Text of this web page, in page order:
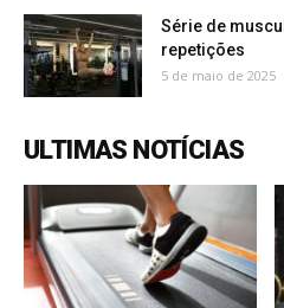
Série de
repetições
5 de maio de 2025
ULTIMAS NOTÍCIAS